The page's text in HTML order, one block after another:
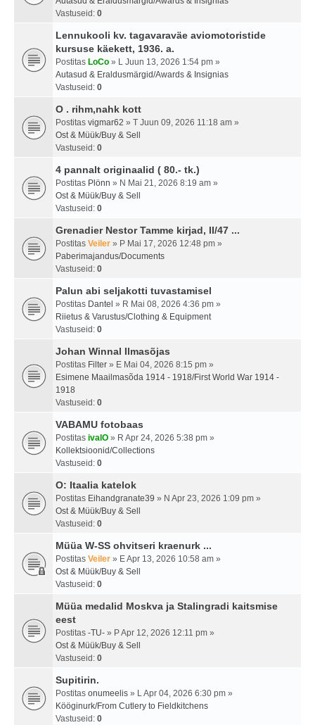
Vastuseid: 0
Lennukooli kv. tagavaraväe aviomotoristide
kursuse käekett, 1936. a.
Postitas LoCo » L Juun 13, 2026 1:54 pm »
Autasud & Eraldusmärgid/Awards & Insignias
Vastuseid: 0
O . rihm,nahk kott
Postitas vigmar62 » T Juun 09, 2026 11:18 am »
Ost & Müük/Buy & Sell
Vastuseid: 0
4 pannalt originaalid ( 80.- tk.)
Postitas Plönn » N Mai 21, 2026 8:19 am »
Ost & Müük/Buy & Sell
Vastuseid: 0
Grenadier Nestor Tamme kirjad, II/47 ...
Postitas Veiler » P Mai 17, 2026 12:48 pm »
Paberimajandus/Documents
Vastuseid: 0
Palun abi seljakotti tuvastamisel
Postitas Dantel » R Mai 08, 2026 4:36 pm »
Riietus & Varustus/Clothing & Equipment
Vastuseid: 0
Johan Winnal Ilmasõjas
Postitas Filter » E Mai 04, 2026 8:15 pm »
Esimene Maailmasõda 1914 - 1918/First World War 1914 -
1918
Vastuseid: 0
VABAMU fotobaas
Postitas ivalO » R Apr 24, 2026 5:38 pm »
Kollektsioonid/Collections
Vastuseid: 0
O: Itaalia katelok
Postitas Eihandgranate39 » N Apr 23, 2026 1:09 pm »
Ost & Müük/Buy & Sell
Vastuseid: 0
Müüa W-SS ohvitseri kraenurk ...
Postitas Veiler » E Apr 13, 2026 10:58 am »
Ost & Müük/Buy & Sell
Vastuseid: 0
Müüa medalid Moskva ja Stalingradi kaitsmise
eest
Postitas -TU- » P Apr 12, 2026 12:11 pm »
Ost & Müük/Buy & Sell
Vastuseid: 0
Supitirin.
Postitas onumeelis » L Apr 04, 2026 6:30 pm »
Kööginurk/From Cutlery to Fieldkitchens
Vastuseid: 0